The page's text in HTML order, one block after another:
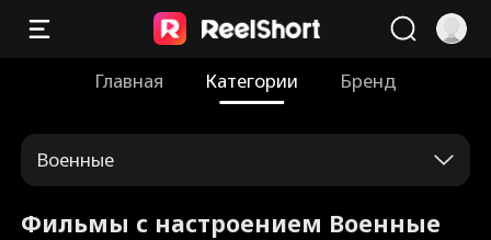
Главная Категории Бренд
Военные
Фильмы с настроением Военные